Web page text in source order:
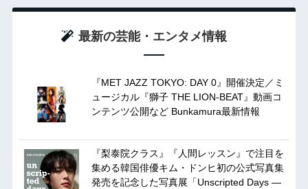
最新の芸能・エンタメ情報
『MET JAZZ TOKYO: DAY 0』開催決定／ミ
ュージカル『獅子 THE LION-BEAT』動画コ
ンテンツ公開など Bunkamura最新情報
『梨泰院クラス』『人間レッスン』で注目を
集める韓国俳優キム・ドンヒ初の公式写真集
発売を記念した写真展「Unscripted Days —